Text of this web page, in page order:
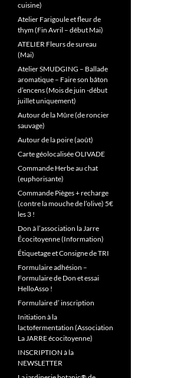
cuisine)
Atelier Farigoule et fleur de
thym (Fin Avril – début Mai)
ATELIER Fleurs de sureau
(Mai)
Atelier SMUDGING – Ballade
aromatique – Faire son bâton
d’encens (Mois de juin -début
juillet uniquement)
Autour de la Mûre (de roncier
sauvage)
Autour de la poire (août)
Carte géolocalisée OLIVADE
Commande Herbe au chat
(euphorisante)
Commande Pièges + recharge
(contre la mouche de l’olive) 5€
les 3 !
Don à l’association la Jarre
Écocitoyenne (Information)
Étiquetage et Consigne de TRI
Formulaire adhésion –
Formulaire de Don et essai
HelloAsso !
Formulaire d’ inscription
Initiation à la
lactofermentation (Association
La JARRE écocitoyenne)
INSCRIPTION à la
NEWSLETTER